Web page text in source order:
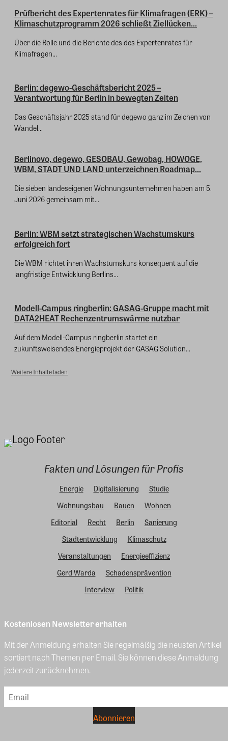
Prüfbericht des Expertenrates für Klimafragen (ERK) –
Klimaschutzprogramm 2026 schließt Ziellücken...
Über die Rolle und die Berichte des des Expertenrates für
Klimafragen...
Berlin: degewo-Geschäftsbericht 2025 –
Verantwortung für Berlin in bewegten Zeiten
Das Geschäftsjahr 2025 stand für degewo ganz im Zeichen von
Wandel...
Berlinovo, degewo, GESOBAU, Gewobag, HOWOGE,
WBM, STADT UND LAND unterzeichnen Roadmap...
Die sieben landeseigenen Wohnungsunternehmen haben am 5.
Juni 2026 gemeinsam mit...
Berlin: WBM setzt strategischen Wachstumskurs
erfolgreich fort
Die WBM richtet ihren Wachstumskurs konsequent auf die
langfristige Entwicklung Berlins...
Modell-Campus ringberlin: GASAG-Gruppe macht mit
DATA2HEAT Rechenzentrumswärme nutzbar
Auf dem Modell-Campus ringberlin startet ein
zukunftsweisendes Energieprojekt der GASAG Solution...
Weitere Inhalte laden
Fakten und Lösungen für Profis
Energie Digitalisierung
Studie
Wohnungsbau
Bauen
Wohnen
Editorial
Recht Berlin
Sanierung
Stadtentwicklung
Klimaschutz
Veranstaltungen
Energieeffizienz
Gerd Warda
Schadensprävention
Interview
Politik
Kostenlosen Newsletter erhalten
Mit der Anmeldung erhalten Sie regelmäßig die neusten Artikel
sortiert nach Themen per Email. Sie können diese Anmeldung
jederzeit zurücknehmen.